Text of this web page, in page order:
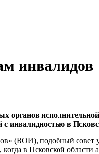
инвалидов
органов
инвалидностью в
(ВОИ), подобный совет
в Псковской области